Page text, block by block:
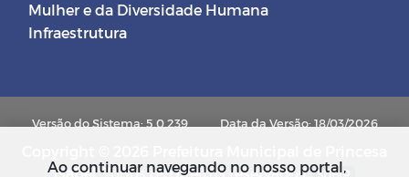
Mulher e da Diversidade Humana
Infraestrutura
Versão do Sistema: 5.0.239 Data da Versão: 18/03/2026
Isabel. Todos os direitos reservados.
Ao continuar navegando no nosso portal,